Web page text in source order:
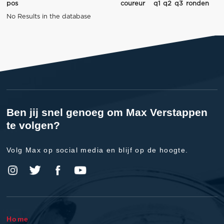
pos coureur q1 q2 q3 ronden
No Results in the database
Ben jij snel genoeg om Max Verstappen
te volgen?
Volg Max op social media en blijf op de hoogte.
Home